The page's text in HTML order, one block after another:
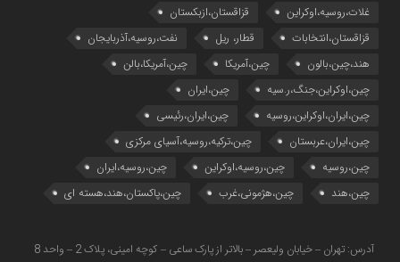
غلات،روسیه،اوکراین
قزاقستان،ازبکستان
قزاقستان،انتخابات
قطار، ریل
نفت،روسیه،آذربایجان
هند،چین،بالون
چین،آمریکا
چین،آمریکا،بالن
چین،اوکراین،جنگ،ر.سیه
چین،ایران
چین،ایران،اوکراین،روسیه
چین،ایران،رئیسی
چین،ایران،عربستان
چین،ترکیه،روسیه،آسیای مرکزی
چین،روسیه
چین،روسیه،اوکراین
چین،روسیه،ایران
چین،هند
چین،هژمونی،غرب چین،پاکستان،هند،هسته ای